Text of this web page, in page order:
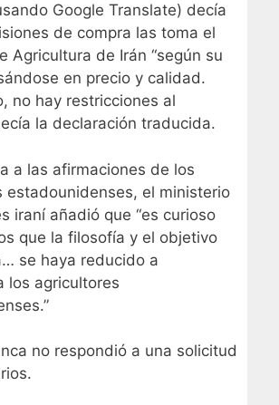
Google Translate) decía
de compra las toma el
Agricultura de Irán “según su
en precio y calidad.
no hay restricciones al
la declaración traducida.
a las afirmaciones de los
estadounidenses, el ministerio
iraní añadió que “es curioso
que la filosofía y el objetivo
se haya reducido a
los agricultores
no respondió a una solicitud